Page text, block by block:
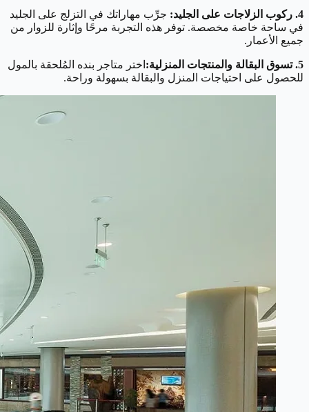
4. ركوب الزلاجات على الجليد:
جرِّب مهاراتك في التزلج على الجليد
في ساحة خاصة مخصصة. توفر هذه التجربة مرحًا وإثارة للزوار من
جميع الأعمار.
5. تسوق البقالة والمنتجات المنزلية:
اختر متاجر بنده المُلحقة بالمول
للحصول على احتياجات المنزل والبقالة بسهولة وراحة.